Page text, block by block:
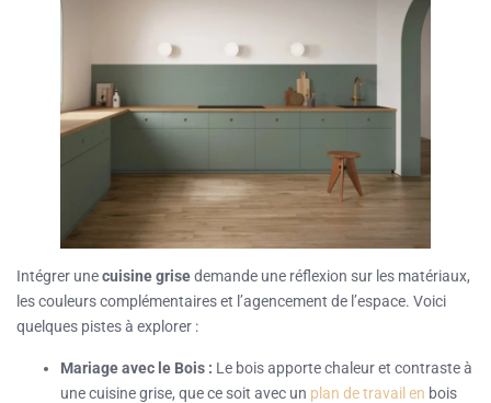
Intégrer unecuisine grisedemande une réflexion sur les matériaux,
les couleurs complémentaires et l’agencement de l’espace. Voici
quelques pistes à explorer :
Mariage avec le Bois : Le bois apporte chaleur et contraste à
une cuisine grise, que ce soit avec un plan de travail en bois